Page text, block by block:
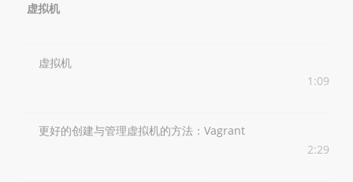
虚拟机
虚拟机
1:09
更好的创建与管理虚拟机的方法：Vagrant
2:29